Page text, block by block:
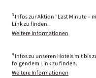
3 Infos zur Aktion "Last Minute –
Link zu finden.
Weitere Informationen
4 Infos zu unseren Hotels mit bis
folgendem Link zu finden.
Weitere Informationen